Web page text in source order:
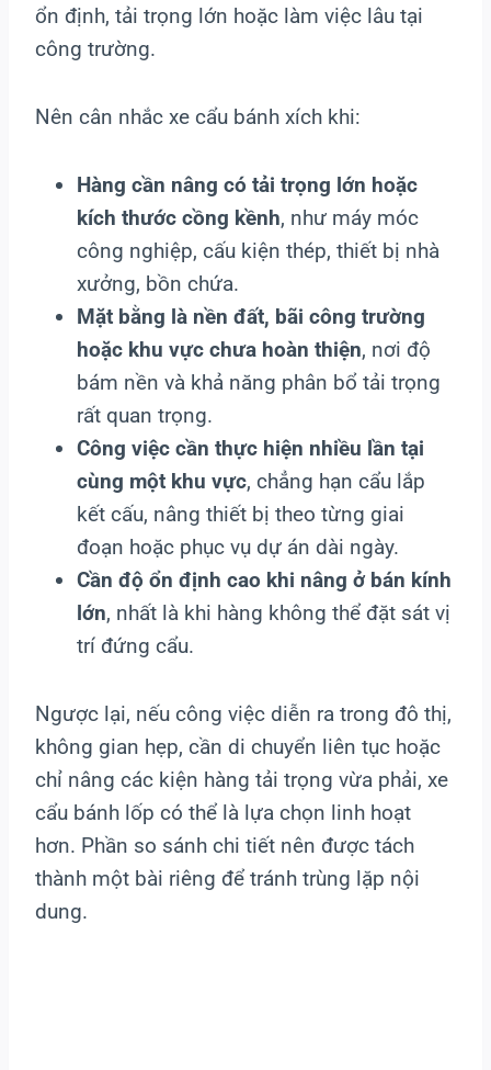
ổn định, tải trọng lớn hoặc làm việc lâu tại
công trường.
Nên cân nhắc xe cẩu bánh xích khi:
Hàng cần nâng có tải trọng lớn hoặc
kích thước cồng kềnh, như máy móc
công nghiệp, cấu kiện thép, thiết bị nhà
xưởng, bồn chứa.
Mặt bằng là nền đất, bãi công trường
hoặc khu vực chưa hoàn thiện, nơi độ
bám nền và khả năng phân bổ tải trọng
rất quan trọng.
Công việc cần thực hiện nhiều lần tại
cùng một khu vực, chẳng hạn cẩu lắp
kết cấu, nâng thiết bị theo từng giai
đoạn hoặc phục vụ dự án dài ngày.
Cần độ ổn định cao khi nâng ở bán kính
lớn, nhất là khi hàng không thể đặt sát vị
trí đứng cẩu.
Ngược lại, nếu công việc diễn ra trong đô thị,
không gian hẹp, cần di chuyển liên tục hoặc
chỉ nâng các kiện hàng tải trọng vừa phải, xe
cẩu bánh lốp có thể là lựa chọn linh hoạt
hơn. Phần so sánh chi tiết nên được tách
thành một bài riêng để tránh trùng lặp nội
dung.